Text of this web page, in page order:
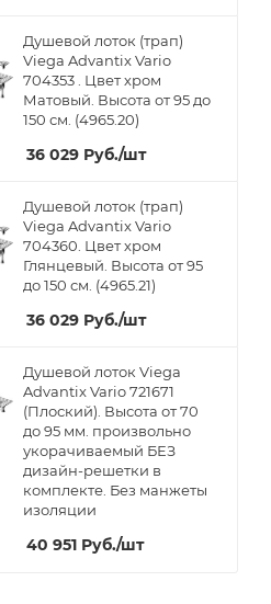
Душевой лоток (трап)
Viega Advantix Vario
704353 . Цвет хром
Матовый. Высота от 95 до
150 см. (4965.20)
36 029 Руб./шт
Душевой лоток (трап)
Viega Advantix Vario
704360. Цвет хром
Глянцевый. Высота от 95
до 150 см. (4965.21)
36 029 Руб./шт
Душевой лоток Viega
Advantix Vario 721671
(Плоский). Высота от 70
до 95 мм. произвольно
укорачиваемый БЕЗ
дизайн-решетки в
комплекте. Без манжеты
изоляции
40 951 Руб./шт